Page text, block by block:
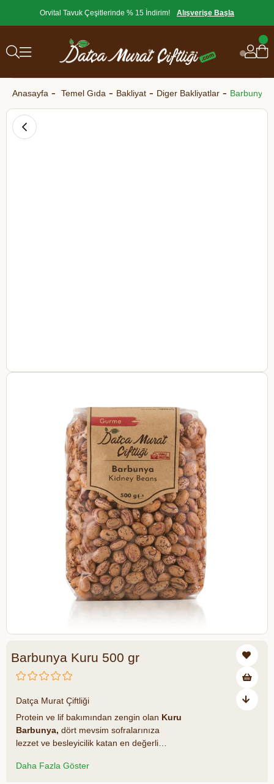
Orvital Tavuk Çeşitlerinde % 15 İndirim! Alışverişe Başla
Anasayfa Temel Gıda Bakliyat Diger Bakliyatlar Barbunya
Barbunya Kuru 500 gr
Datça Murat Çiftliği
Protein ve lif bakımından zengin olan Kuru
Barbunya, dört mevsim sofralarınıza
lezzet ve besleyicilik katan en değerli
özenle kurutulan D
Daha Fazla Göster